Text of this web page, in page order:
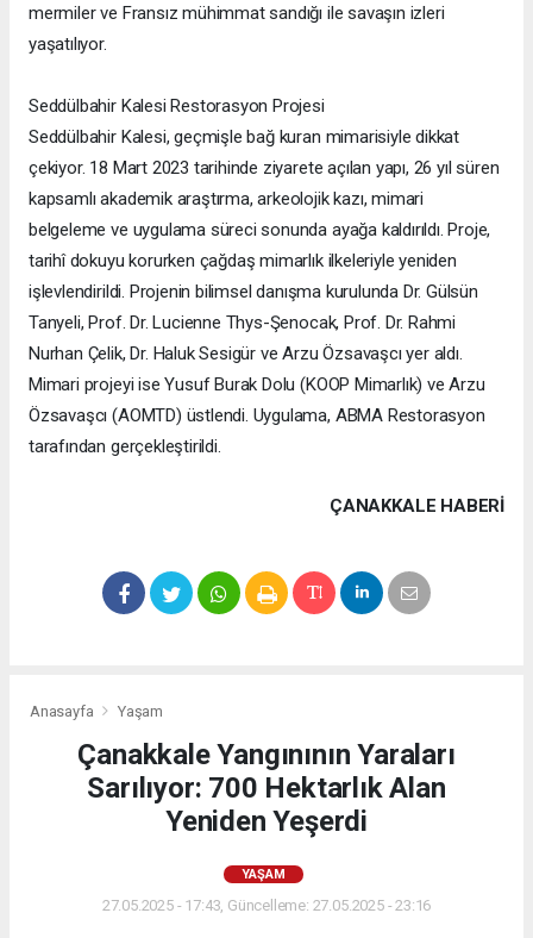
mermiler ve Fransız mühimmat sandığı ile savaşın izleri
yaşatılıyor.
Seddülbahir Kalesi Restorasyon Projesi
Seddülbahir Kalesi, geçmişle bağ kuran mimarisiyle dikkat
çekiyor. 18 Mart 2023 tarihinde ziyarete açılan yapı, 26 yıl süren
kapsamlı akademik araştırma, arkeolojik kazı, mimari
belgeleme ve uygulama süreci sonunda ayağa kaldırıldı. Proje,
tarihî dokuyu korurken çağdaş mimarlık ilkeleriyle yeniden
işlevlendirildi. Projenin bilimsel danışma kurulunda Dr. Gülsün
Tanyeli, Prof. Dr. Lucienne Thys-Şenocak, Prof. Dr. Rahmi
Nurhan Çelik, Dr. Haluk Sesigür ve Arzu Özsavaşcı yer aldı.
Mimari projeyi ise Yusuf Burak Dolu (KOOP Mimarlık) ve Arzu
Özsavaşcı (AOMTD) üstlendi. Uygulama, ABMA Restorasyon
tarafından gerçekleştirildi.
ÇANAKKALE HABERİ
Anasayfa Yaşam
Çanakkale Yangınının Yaraları
Sarılıyor: 700 Hektarlık Alan
Yeniden Yeşerdi
YAŞAM
27.05.2025 - 17:43, Güncelleme: 27.05.2025 - 23:16